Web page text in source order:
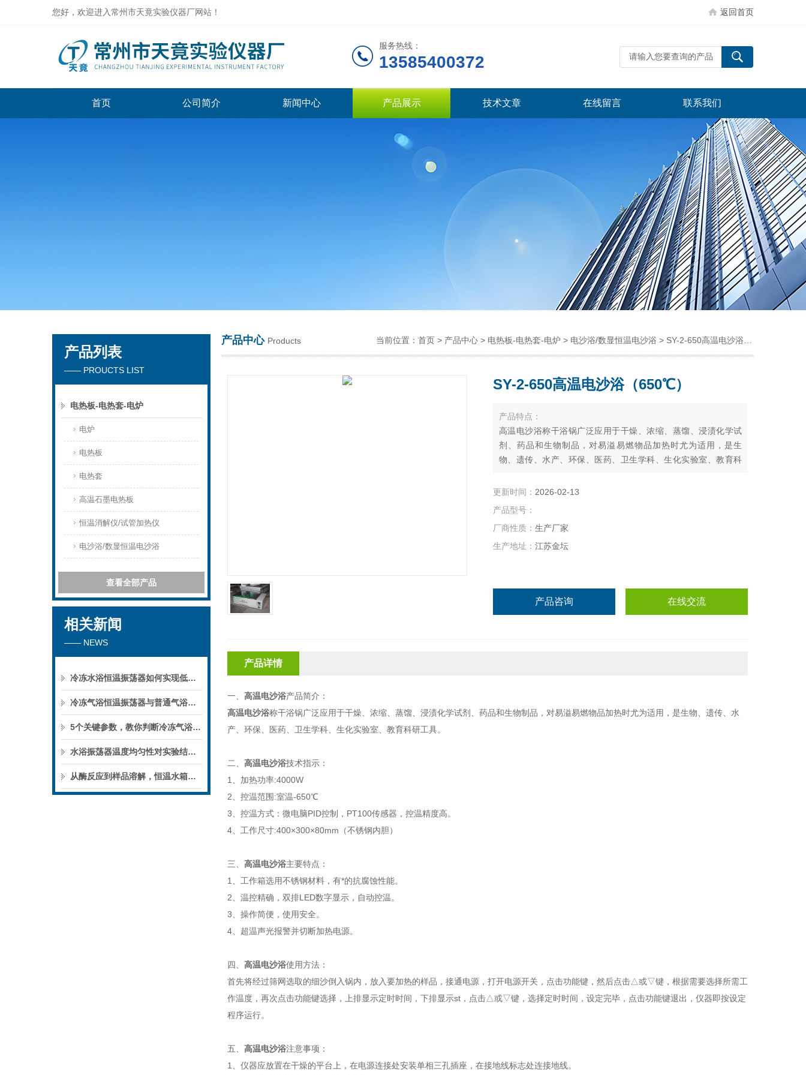
您好，欢迎进入常州市天竟实验仪器厂网站！ 返回首页
服务热线：
13585400372
首页 公司简介 新闻中心 产品展示 技术文章 在线留言 联系我们
产品列表
—— PROUCTS LIST
电热板-电热套-电炉
电炉
电热板
电热套
高温石墨电热板
恒温消解仪/试管加热仪
电沙浴/数显恒温电沙浴
查看全部产品
相关新闻
—— NEWS
冷冻水浴恒温振荡器如何实现低温下的微生物培养？
冷冻气浴恒温振荡器与普通气浴振荡器的区别
5个关键参数，教你判断冷冻气浴恒温振荡器的性能优劣
水浴振荡器温度均匀性对实验结果的影响
从酶反应到样品溶解，恒温水箱的实验用途
产品中心 Products 当前位置： 首页 > 产品中心 > 电热板-电热套-电炉 > 电沙浴/数显恒温电沙浴 > SY-2-650高温电沙浴（650℃）
SY-2-650高温电沙浴（650℃）
产品特点：
高温电沙浴称干浴锅广泛应用于干燥、浓缩、蒸馏、浸渍化学试
剂、药品和生物制品，对易溢易燃物品加热时尤为适用，是生
物、遗传、水产、环保、医药、卫生学科、生化实验室、教育科
更新时间： 2026-02-13
产品型号：
厂商性质： 生产厂家
生产地址： 江苏金坛
产品咨询 在线交流
产品详情
一、 高温电沙浴产品简介：
高温电沙浴称干浴锅广泛应用于干燥、浓缩、蒸馏、浸渍化学试剂、药品和生物制品， 对易溢易燃物品加热时尤为适用， 是生物、遗传、水
产、环保、医药、卫生学科、生化实验室、教育科研工具。
二、 高温电沙浴技术指示：
1、加热功率:4000W
2、控温范围:室温-650℃
3、控温方式：微电脑PID控制，PT100传感器，控温精度高。
4、工作尺寸:400×300×80mm（不锈钢内胆）
三、 高温电沙浴主要特点：
1
、工作箱选用不锈钢材料，有*的抗腐蚀性能。
2 、温控精确，双排LED数字显示，自动控温。
3 、操作简便，使用安全。
4 、超温声光报警并切断加热电源。
四、 高温电沙浴使用方法：
首先将经过筛网选取的细沙倒入锅内，放入要加热的样品，接通电源，打开电源开关，点击功能键，然后点击△或▽键，根据需要选择所需工
作温度，再次点击功能键选择，上排显示定时时间，下排显示st，点击△或▽键，选择定时时间，设定完毕，点击功能键退出，仪器即按设定
程序运行。
五、 高温电沙浴注意事项：
1
、仪器应放置在干燥的平台上，在电源连接处安装单相三孔插座，在接地线标志处连接地线。